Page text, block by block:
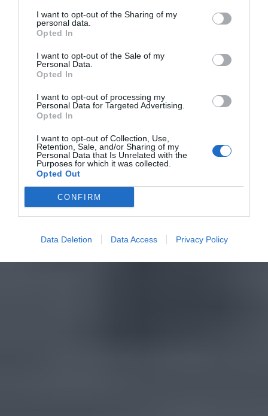
I want to opt-out of the Sharing of my
personal data.
Opted In
I want to opt-out of the Sale of my
Personal Data.
Opted In
I want to opt-out of processing my
Personal Data for Targeted Advertising.
Opted In
I want to opt-out of Collection, Use,
Retention, Sale, and/or Sharing of my
Personal Data that Is Unrelated with the
Purposes for which it was collected.
Opted Out
CONFIRM
Data Deletion Data Access Privacy Policy